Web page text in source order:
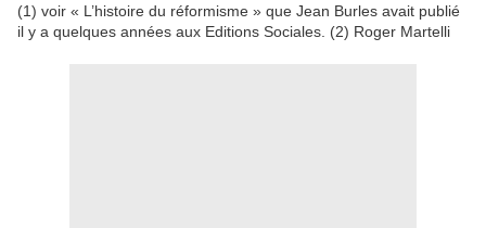
(1) voir « L’histoire du réformisme » que Jean Burles avait publié
il y a quelques années aux Editions Sociales. (2) Roger Martelli